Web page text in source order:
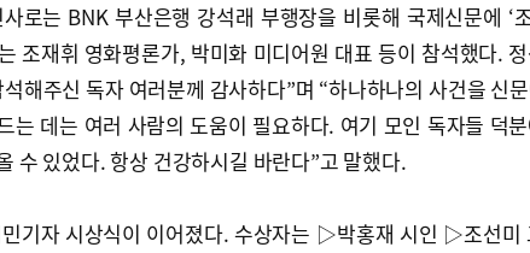
로는 BNK 부산은행 강석래 부행장을 비롯해 국제신문에 ‘
조재휘 영화평론가, 박미화 미디어원 대표 등이 참석했다.
해주신 독자 여러분께 감사하다”며 “하나하나의 사건을 신
는 데는 여러 사람의 도움이 필요하다. 여기 모인 독자들 덕
수 있었다. 항상 건강하시길 바란다”고 말했다.
민기자 시상식이 이어졌다. 수상자는 ▷박홍재 시인 ▷조선